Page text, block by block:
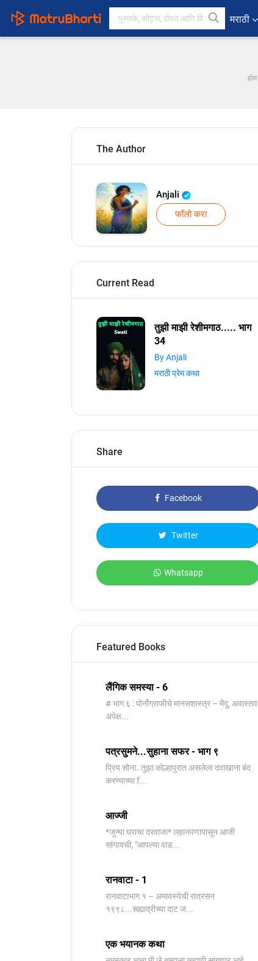
मराठी
होम
The Author
Anjali
फॉलो करा
Current Read
तुझी माझी रेशीमगाठ..... भाग
34
By Anjali
मराठी प्रेम कथा
Share
Facebook
Twitter
Whatsapp
Featured Books
लैंगिक समस्या - 6
# भाग ६ : पोर्नोग्राफीचे मानसशास्त्र – मेंदू, अवास्तव
अपेक्ष...
पत्रसुमने...सुहाना सफर - भाग ९
प्रिय सोना..तुझा कोल्हापुरात असलेला दवाखाना बंद
करण्याच्या f...
आज्जी
*जुन्या घराचा दरवाजा* लहानपणापासून आजी
सांगायची, "आपल्या वाड...
रानवाटा - 1
रानवाटाभाग १ – अमावस्येची रात्रसन
१९९८...सह्याद्रीच्या दाट ज...
एक भयानक कथा